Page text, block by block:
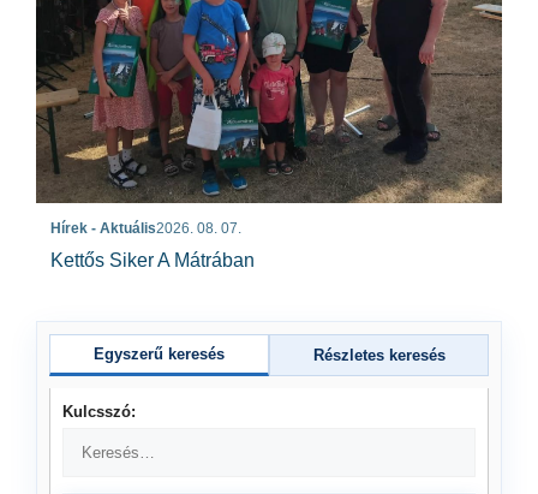
Hírek - Aktuális2026. 08. 07.
Kettős Siker A Mátrában
Egyszerű keresés Részletes keresés
Kulcsszó: